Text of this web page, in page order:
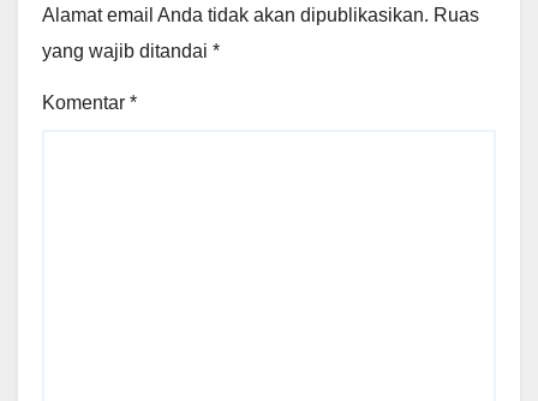
Alamat email Anda tidak akan dipublikasikan. Ruas
yang wajib ditandai *
Komentar *